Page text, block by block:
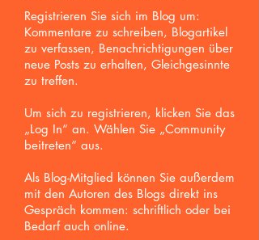
Registrieren Sie sich im Blog um:
Kommentare zu schreiben, Blogartikel
zu verfassen, Benachrichtigungen über
neue Posts zu erhalten, Gleichgesinnte
zu treffen.
Um sich zu registrieren, klicken Sie das
„Log In“ an. Wählen Sie „Community
beitreten“ aus.
Als Blog-Mitglied können Sie außerdem
mit den Autoren des Blogs direkt ins
Gespräch kommen: schriftlich oder bei
Bedarf auch online.